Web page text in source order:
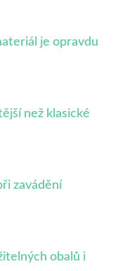
je opravdu
než klasické
zavádění
obalů i